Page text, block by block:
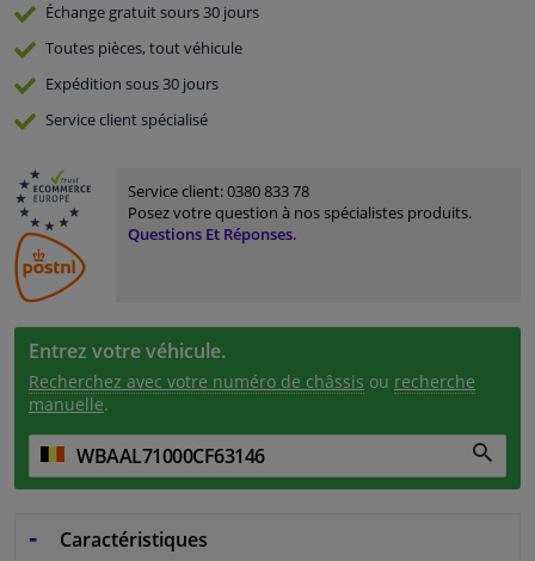
Capteurs & électronique
Échange gratuitsours 30 jours
Toutes pièces, tout véhicule
Expédition sous 30 jours
Serviceclient spécialisé
Service client:0380 833 78
Posez votre question à nos spécialistes produits.
Questions Et Réponses.
Entrez votre véhicule.
Recherchez avec votre numéro de châssis ou recherche
manuelle.
Caractéristiques